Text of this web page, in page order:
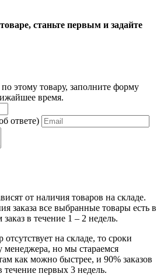
станьте первым и задайте
этому товару, заполните форму
время.
ответе)
от наличия товаров на складе.
заказа все выбранные товары есть в
в течение 1 – 2 недель.
на складе, то сроки
менеджера, но мы стараемся
как можно быстрее, и 90% заказов
течение первых 3 недель.